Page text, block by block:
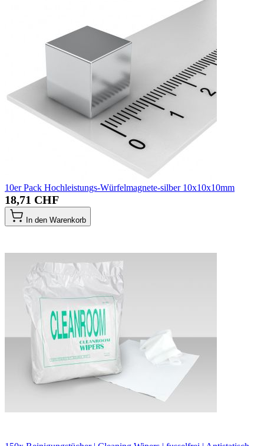
10er Pack Hochleistungs-Würfelmagnete-silber 10x10x10mm
18,71 CHF
In den Warenkorb